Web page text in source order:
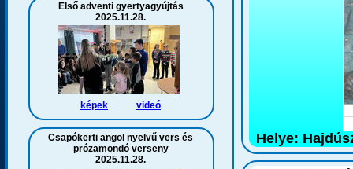
Első adventi gyertyagyújtás
2025.11.28.
képek videó
Csapókerti angol nyelvű vers és
prózamondó verseny
2025.11.28.
Helye: